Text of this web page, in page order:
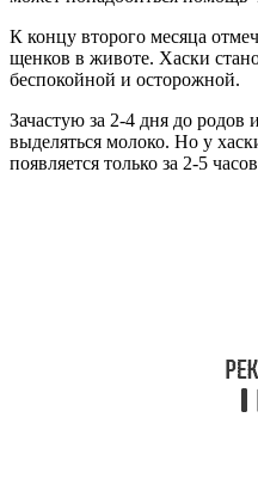
К концу второго месяца
щенков в животе. Хаски
беспокойной и осторожной.
Зачастую за 2-4 дня до родов
выделяться молоко. Но у
появляется только за 2-5